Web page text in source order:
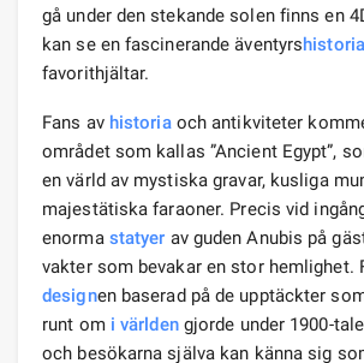
gå under den stekande solen finns en
kan se en fascinerande äventyrshistoria
favorithjältar.
Fans av historiaoch antikviteter
området som kallas ”Ancient Egypt”,
en värld av mystiska gravar, kusliga
majestätiska faraoner. Precis vid
enorma statyer av guden Anubis på
vakter som bevakar en stor hemlighet.
designen baserad på de upptäckter
runt om i världengjorde under 1900-
och besökarna själva kan känna sig